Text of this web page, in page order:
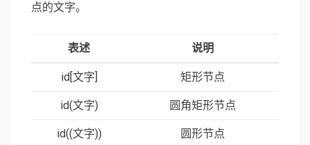
点的文字。
表述 说明
id[文字] 矩形节点
id(文字) 圆角矩形节点
id((文字)) 圆形节点